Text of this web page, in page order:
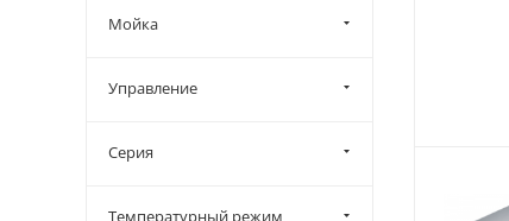
Мойка
Управление
Серия
Температурный режим